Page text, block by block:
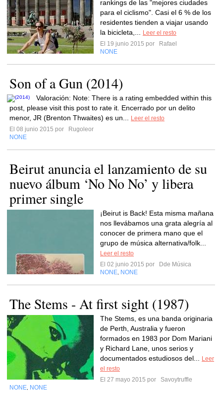
rankings de las "mejores ciudades
para el ciclismo". Casi el 6 % de los
residentes tienden a viajar usando
la bicicleta,...
Leer el resto
El 19 junio 2015 por
Rafael
NONE
Son of a Gun (2014)
Valoración: Note: There is a rating embedded within this
post, please visit this post to rate it. Encerrado por un delito
menor, JR (Brenton Thwaites) es un...
Leer el resto
El 08 junio 2015 por
Rugoleor
NONE
Beirut anuncia el lanzamiento de su
nuevo álbum ‘No No No’ y libera
primer single
¡Beirut is Back! Esta misma mañana
nos llevábamos una grata alegría al
conocer de primera mano que el
grupo de música alternativa/folk...
Leer el resto
El 02 junio 2015 por
Dde Música
NONE NONE
The Stems - At first sight (1987)
The Stems, es una banda originaria
de Perth, Australia y fueron
formados en 1983 por Dom Mariani
y Richard Lane, unos serios y
documentados estudiosos del...
Leer
el resto
El 27 mayo 2015 por
Savoytruffle
NONE NONE